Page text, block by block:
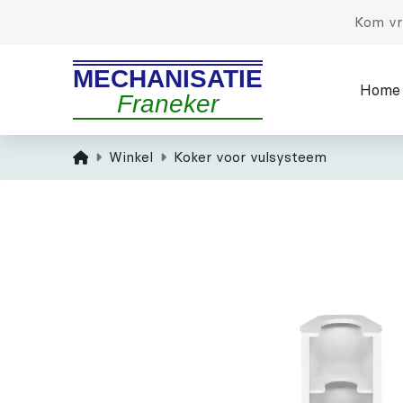
Kom
MECHANISATIE
Franeker
Home
HomeWinkel Koker voor vulsysteem